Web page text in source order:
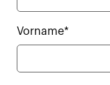
Vorname*